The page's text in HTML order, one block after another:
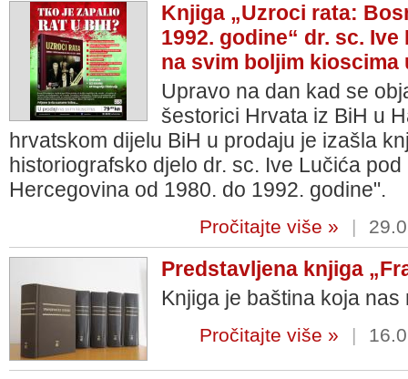
Knjiga „Uzroci rata:
1992. godine“ dr. sc.
na svim boljim
Upravo na dan kad se
šestorici Hrvata iz BiH u
hrvatskom dijelu BiH u prodaju je izašla
historiografsko djelo dr. sc. Ive Lučića
Hercegovina od 1980. do 1992. godine".
Pročitajte više » |
Predstavljena knjiga
Knjiga je baština koja
Pročitajte više » |